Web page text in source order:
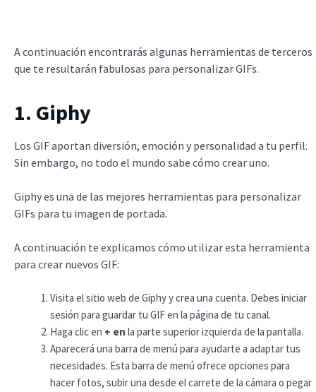
A continuación encontrarás algunas herramientas de terceros
que te resultarán fabulosas para personalizar GIFs.
1. Giphy
Los GIF aportan diversión, emoción y personalidad a tu perfil.
Sin embargo, no todo el mundo sabe cómo crear uno.
Giphy es una de las mejores herramientas para personalizar
GIFs para tu imagen de portada.
A continuación te explicamos cómo utilizar esta herramienta
para crear nuevos GIF:
Visita el sitio web de Giphy y crea una cuenta. Debes iniciar
sesión para guardar tu GIF en la página de tu canal.
Haga clic en + en la parte superior izquierda de la pantalla.
Aparecerá una barra de menú para ayudarte a adaptar tus
necesidades. Esta barra de menú ofrece opciones para
hacer fotos, subir una desde el carrete de la cámara o pegar